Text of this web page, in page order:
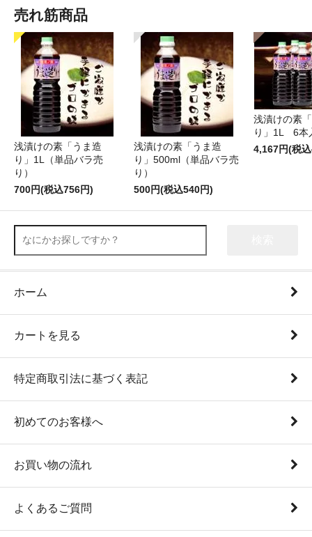
売れ筋商品
浅漬けの素「うま造
り」1L（単品バラ売
り）
700円(税込756円)
浅漬けの素「うま造
り」500ml（単品バラ売
り）
500円(税込540円)
浅漬けの素
り」1L 6本
4,167円(税
ホーム
カートを見る
特定商取引法に基づく表記
初めてのお客様へ
お買い物の流れ
よくあるご質問